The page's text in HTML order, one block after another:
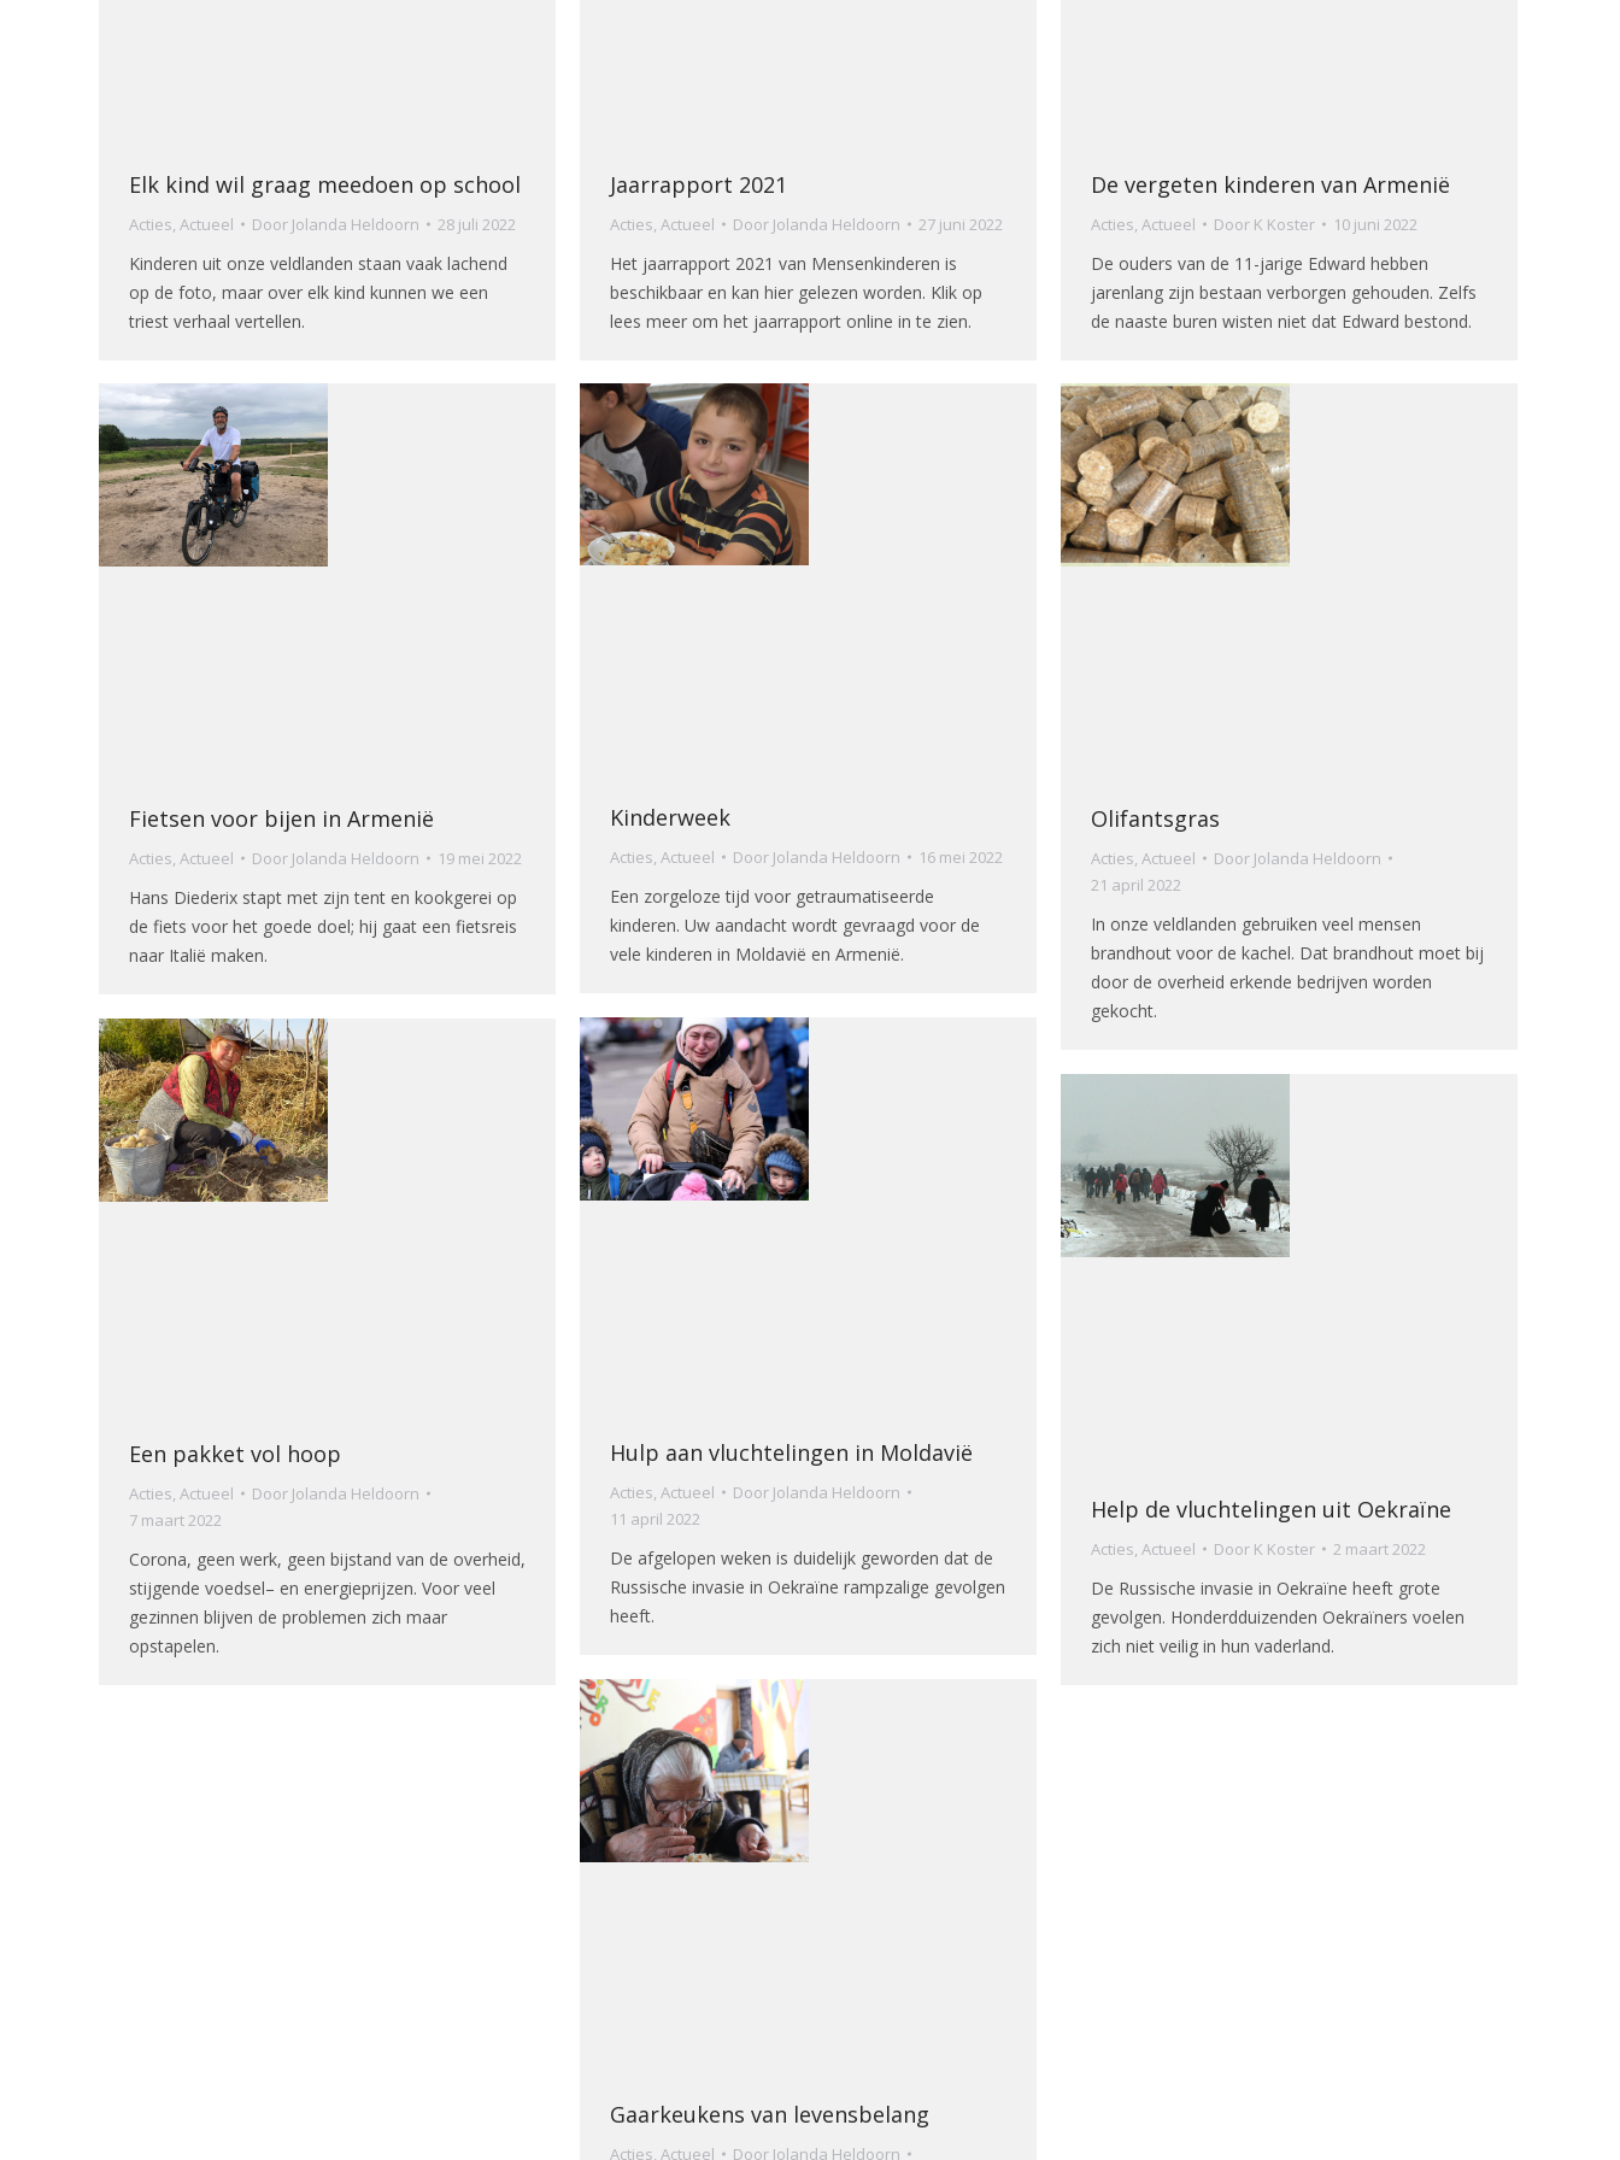
Elk kind wil graag meedoen op school
Acties, Actueel Door Jolanda Heldoorn 28 juli 2022
Kinderen uit onze veldlanden staan vaak lachend
op de foto, maar over elk kind kunnen we een
triest verhaal vertellen.
Jaarrapport 2021
Acties, Actueel Door Jolanda Heldoorn 27 juni 2022
Het jaarrapport 2021 van Mensenkinderen is
beschikbaar en kan hier gelezen worden. Klik op
lees meer om het jaarrapport online in te zien.
De vergeten kinderen van Armenië
Acties, Actueel Door K Koster 10 juni 2022
De ouders van de 11-jarige Edward hebben
jarenlang zijn bestaan verborgen gehouden. Zelfs
de naaste buren wisten niet dat Edward bestond.
Fietsen voor bijen in Armenië
Acties, Actueel Door Jolanda Heldoorn 19 mei 2022
Hans Diederix stapt met zijn tent en kookgerei op
de fiets voor het goede doel; hij gaat een fietsreis
naar Italië maken.
Kinderweek
Acties, Actueel Door Jolanda Heldoorn 16 mei 2022
Een zorgeloze tijd voor getraumatiseerde
kinderen. Uw aandacht wordt gevraagd voor de
vele kinderen in Moldavië en Armenië.
Olifantsgras
Acties, Actueel Door Jolanda Heldoorn
21 april 2022
In onze veldlanden gebruiken veel mensen
brandhout voor de kachel. Dat brandhout moet bij
door de overheid erkende bedrijven worden
gekocht.
Hulp aan vluchtelingen in Moldavië
Acties, Actueel Door Jolanda Heldoorn
11 april 2022
De afgelopen weken is duidelijk geworden dat de
Russische invasie in Oekraïne rampzalige gevolgen
heeft.
Een pakket vol hoop
Acties, Actueel Door Jolanda Heldoorn
7 maart 2022
Corona, geen werk, geen bijstand van de overheid,
stijgende voedsel– en energieprijzen. Voor veel
gezinnen blijven de problemen zich maar
opstapelen.
Help de vluchtelingen uit Oekraïne
Acties, Actueel Door K Koster 2 maart 2022
De Russische invasie in Oekraïne heeft grote
gevolgen. Honderdduizenden Oekraïners voelen
zich niet veilig in hun vaderland.
Gaarkeukens van levensbelang
Acties, Actueel Door Jolanda Heldoorn